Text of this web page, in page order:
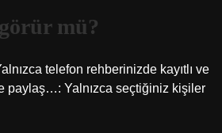
mü?
telefon rehberinizde kayıtlı ve
paylaş…: Yalnızca seçtiğiniz kişiler